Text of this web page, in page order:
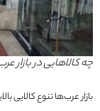
چه کالاهایی در بازار
بازار عرب‌ها تنوع کالایی